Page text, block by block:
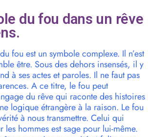
du fou dans un rêve
fou est un symbole complexe. Il n’est
être. Sous des dehors insensés, il y
à ses actes et paroles. Il ne faut pas
A ce titre, le fou peut
du rêve qui raconte des histoires
logique étrangère à la raison. Le fou
à nous transmettre. Celui qui
les hommes est sage pour lui-même.